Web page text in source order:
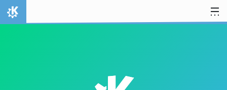
Ir para o conteúdo
Início